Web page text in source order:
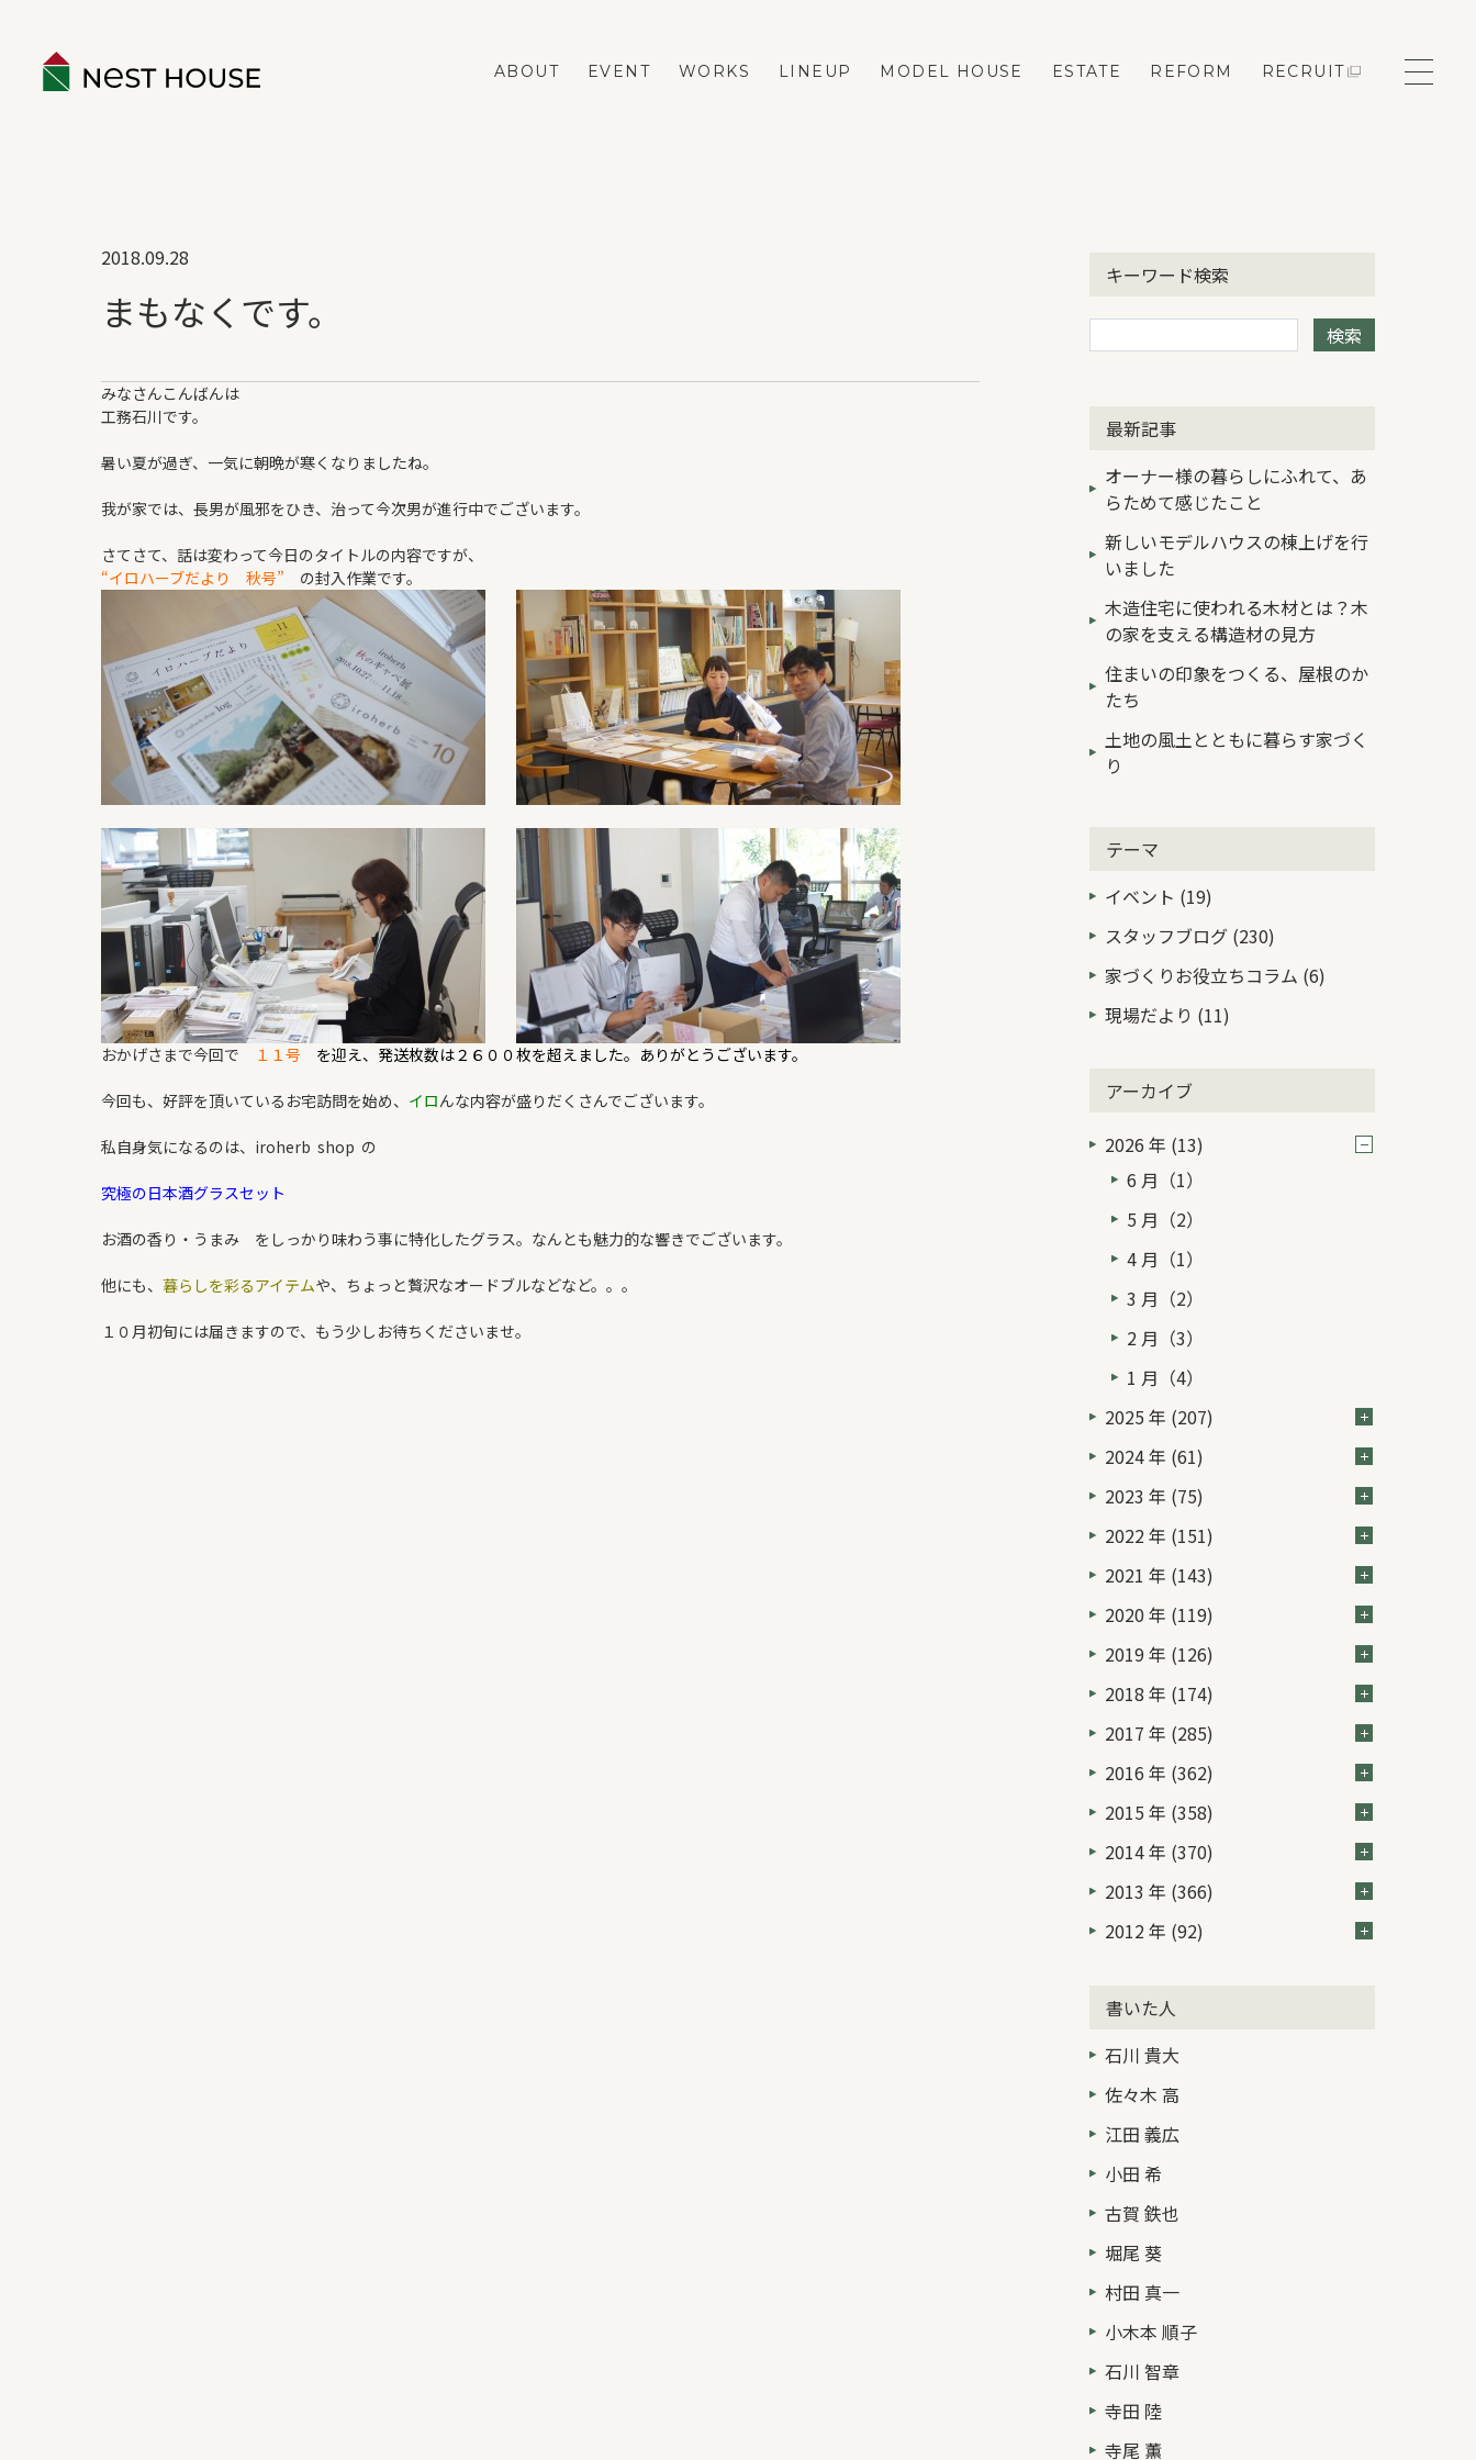
ABOUT EVENT WORKS LINEUP MODEL HOUSE ESTATE REFORM RECRUIT
構造のこと
家づくりの流れ
よくある質問
WORKS
新築住宅
リフォーム・リノベ
新築住宅のお問い合わせ
2018.09.28
まもなくです。
みなさんこんばんは
工務石川です。
暑い夏が過ぎ、一気に朝晩が寒くなりましたね。
我が家では、長男が風邪をひき、治って今次男が進行中でございます。
さてさて、話は変わって今日のタイトルの内容ですが、
“イロハーブだより 秋号” の封入作業です。
おかげさまで今回で １１号 を迎え、発送枚数は２６００枚を超えました。ありがとうございます。
今回も、好評を頂いているお宅訪問を始め、 イロんな内容が盛りだくさんでございます。
私自身気になるのは、iroherb shop の
究極の日本酒グラスセット
お酒の香り・うまみ をしっかり味わう事に特化したグラス。なんとも魅力的な響きでございます。
他にも、 暮らしを彩るアイテムや、ちょっと贅沢なオードブルなどなど。。。
１０月初旬には届きますので、もう少しお待ちくださいませ。
キーワード検索
検索
最新記事
オーナー様の暮らしにふれて、あ
らためて感じたこと
新しいモデルハウスの棟上げを行
いました
木造住宅に使われる木材とは？木
の家を支える構造材の見方
住まいの印象をつくる、屋根のか
たち
土地の風土とともに暮らす家づく
り
テーマ
イベント (19)
スタッフブログ (230)
家づくりお役立ちコラム (6)
現場だより (11)
アーカイブ
2026 年 (13)
6 月（1）
5 月（2）
4 月（1）
3 月（2）
2 月（3）
1 月（4）
2025 年 (207)
2024 年 (61)
2023 年 (75)
2022 年 (151)
2021 年 (143)
2020 年 (119)
2019 年 (126)
2018 年 (174)
2017 年 (285)
2016 年 (362)
2015 年 (358)
2014 年 (370)
2013 年 (366)
2012 年 (92)
書いた人
石川 貴大
佐々木 高
江田 義広
小田 希
古賀 鉄也
堀尾 葵
村田 真一
小木本 順子
石川 智章
寺田 陸
寺尾 薫